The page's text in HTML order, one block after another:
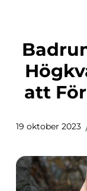
att
19 oktober 2023